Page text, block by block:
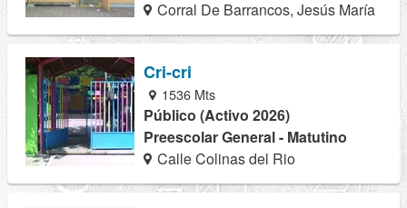
Corral De Barrancos, Jesús María
Cri-cri
1536 Mts
Público (Activo 2026)
Preescolar General - Matutino
Calle Colinas del Rio